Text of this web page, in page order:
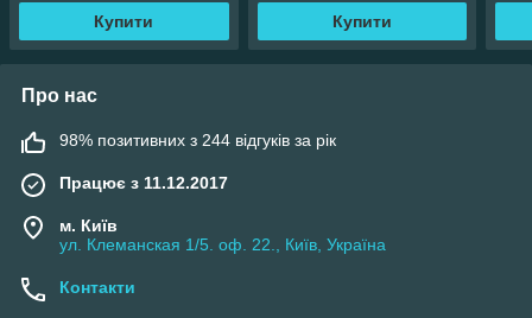
Купити Купити
Про нас
98% позитивних з 244 відгуків за рік
Працює з 11.12.2017
м. Київ
ул. Клеманская 1/5. оф. 22., Київ, Україна
Контакти